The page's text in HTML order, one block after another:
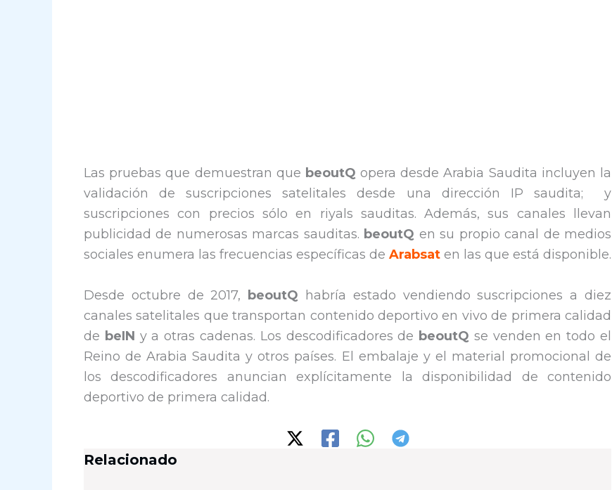
Las pruebas que demuestran que beoutQ opera desde Arabia Saudita incluyen la
validación de suscripciones satelitales desde una dirección IP saudita; y
suscripciones con precios sólo en riyals sauditas. Además, sus canales llevan
publicidad de numerosas marcas sauditas. beoutQ en su propio canal de medios
sociales enumera las frecuencias específicas de Arabsat en las que está disponible.
Desde octubre de 2017, beoutQ habría estado vendiendo suscripciones a diez
canales satelitales que transportan contenido deportivo en vivo de primera calidad
de beIN y a otras cadenas. Los descodificadores de beoutQ se venden en todo el
Reino de Arabia Saudita y otros países. El embalaje y el material promocional de
los descodificadores anuncian explícitamente la disponibilidad de contenido
deportivo de primera calidad.
Relacionado